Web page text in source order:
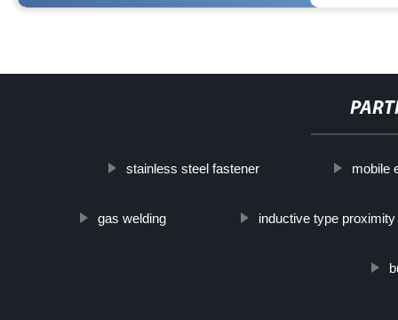
stainless steel fastener mobile
gas welding inductive type